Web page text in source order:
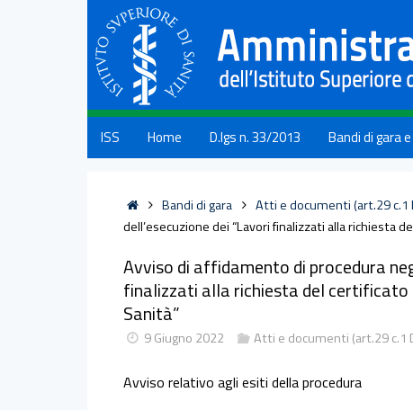
ISS Home D.lgs n. 33/2013 Bandi di gara
Bandi di gara Atti e documenti (art.29 c.1
dell’esecuzione dei “Lavori finalizzati alla richiesta
Avviso di affidamento di procedura
finalizzati alla richiesta del certificato
Sanità”
9 Giugno 2022 Atti e documenti (art.29 c.1
Avviso relativo agli esiti della procedura